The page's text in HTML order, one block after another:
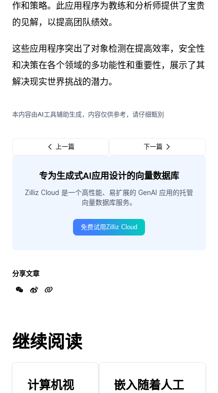
作和策略。此应用程序为教练和分析师提供了宝贵
的见解，以提高团队绩效。
这些应用程序突出了对象检测在提高效率，安全性
和决策在各个领域的多功能性和重要性，展示了其
解决现实世界挑战的潜力。
本内容由AI工具辅助生成，内容仅供参考，请仔细甄别
上一篇 下一篇
专为生成式AI应用设计的向量数据库
Zilliz Cloud 是一个高性能、易扩展的 GenAI 应用的托管
向量数据库服务。
免费试用Zilliz Cloud
分享文章
继续阅读
计算机视
嵌入随着人工